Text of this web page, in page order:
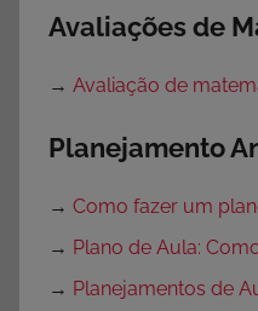
Avaliações de
→ Avaliação de
Planejamento
→ Como fazer um
→ Plano de Aula:
→ Planejamentos de